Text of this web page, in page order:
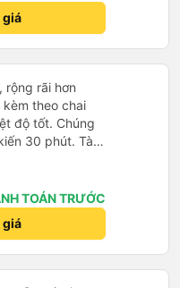
giá
rộng rãi hơn
theo chai
độ tốt. Chúng
30 phút. Tài
Không quá
vui vì đã đặt
biển số xe vì tôi
nó, đây là vấn
TOÁN TRƯỚC
giá